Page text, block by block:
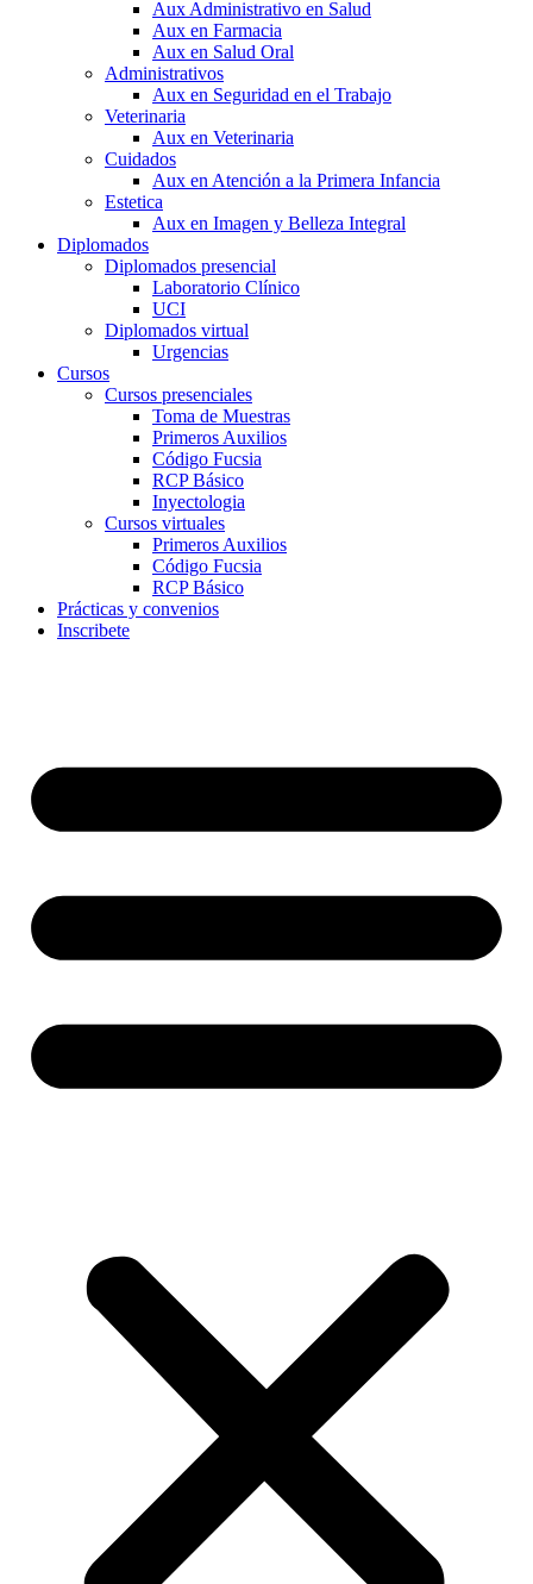
Aux Administrativo en Salud
Aux en Farmacia
Aux en Salud Oral
Administrativos
Aux en Seguridad en el Trabajo
Veterinaria
Aux en Veterinaria
Cuidados
Aux en Atención a la Primera Infancia
Estetica
Aux en Imagen y Belleza Integral
Diplomados
Diplomados presencial
Laboratorio Clínico
UCI
Diplomados virtual
Urgencias
Cursos
Cursos presenciales
Toma de Muestras
Primeros Auxilios
Código Fucsia
RCP Básico
Inyectologia
Cursos virtuales
Primeros Auxilios
Código Fucsia
RCP Básico
Prácticas y convenios
Inscribete